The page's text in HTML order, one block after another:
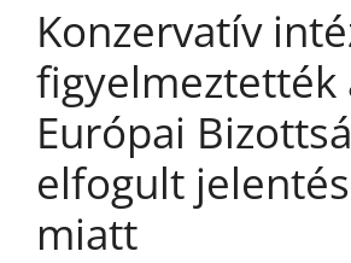
Konzervatív
figyelmeztették
Európai
elfogult
miatt